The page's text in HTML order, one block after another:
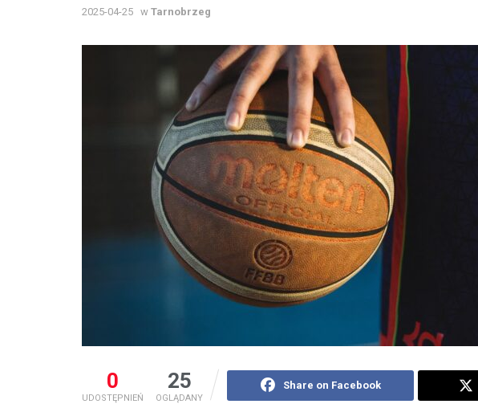
2025-04-25 w Tarnobrzeg
0
UDOSTĘPNIEŃ
25
OGLĄDANY
Share on Facebook